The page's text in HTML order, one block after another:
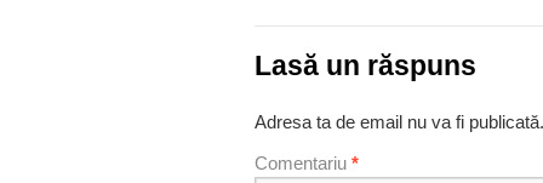
Lasă un răspuns
Adresa ta de email nu va fi publicată.
Comentariu *